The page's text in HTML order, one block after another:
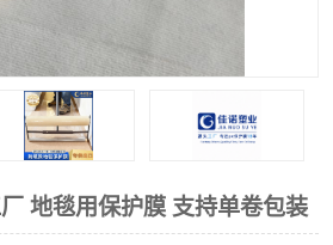
地毯用保护膜 支持单卷包装
铝板保护膜
一次性隔离膜